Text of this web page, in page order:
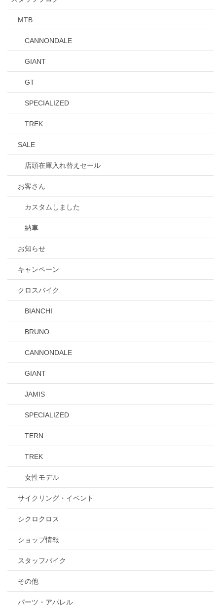
MTB
CANNONDALE
GIANT
GT
SPECIALIZED
TREK
SALE
店頭在庫入れ替えセール
お客さん
カスタムしました
納車
お知らせ
キャンペーン
クロスバイク
BIANCHI
BRUNO
CANNONDALE
GIANT
JAMIS
SPECIALIZED
TERN
TREK
女性モデル
サイクリング・イベント
シクロクロス
ショップ情報
スタッフバイク
その他
パーツ・アパレル